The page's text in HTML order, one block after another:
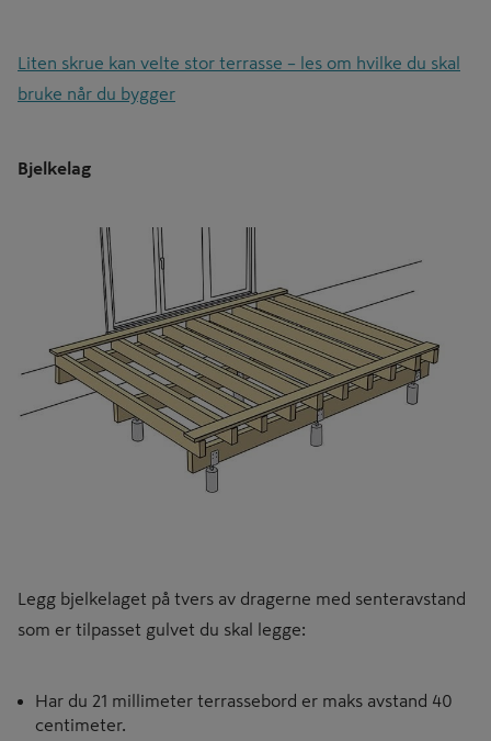
Liten skrue kan velte stor terrasse – les om hvilke du skal
bruke når du bygger
Bjelkelag
Legg bjelkelaget på tvers av dragerne med senteravstand
som er tilpasset gulvet du skal legge:
Har du 21 millimeter terrassebord er maks avstand 40
centimeter.